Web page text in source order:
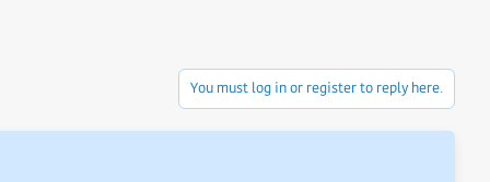
You must log in or register to reply here.